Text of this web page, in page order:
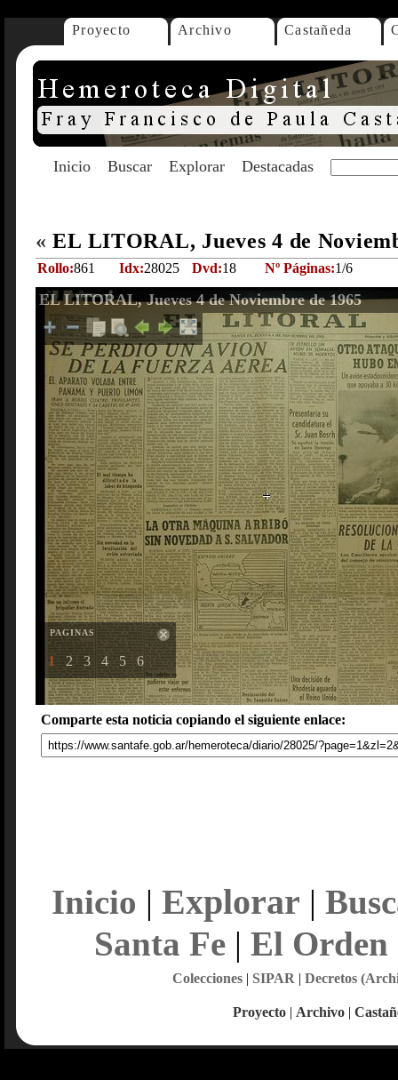
Proyecto Archivo Castañeda
Inicio Buscar Explorar Destacadas
« EL LITORAL, Jueves 4 de
Rollo:861 Idx:28025 Dvd:18 Nº Páginas:1/6
EL LITORAL, Jueves 4 de Noviembre de 1965
PAGINAS
1 2 3 4 5 6
Comparte esta noticia copiando el siguiente enlace:
Inicio | Explorar |
Santa Fe| El Orden
Colecciones| SIPAR | Decretos
Proyecto | Archivo |